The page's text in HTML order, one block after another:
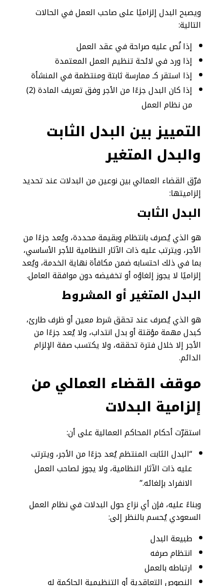
ويصبح البدل إلزاميًا على صاحب العمل في الحالات
التالية:
إذا نُص عليه صراحة في عقد العمل
إذا ورد في لائحة تنظيم العمل المعتمدة
إذا استقر كـ ممارسة ثابتة ومنتظمة في المنشأة
إذا كان البدل جزءًا من الأجر وفق تعريف المادة (2)
من نظام العمل
التمييز بين البدل الثابت
والبدل المتغير
فرّق القضاء العمالي بين نوعين من البدلات عند تحديد
إلزاميتها:
البدل الثابت
هو الذي يُصرف بانتظام وبقيمة محددة، ويُعد جزءًا من
الأجر، ويترتب عليه ذات الآثار النظامية للأجر الأساسي،
بما في ذلك احتسابه ضمن مكافأة نهاية الخدمة، ويُعد
إلزاميًا لا يجوز إلغاؤه أو تخفيضه دون موافقة العامل.
البدل المتغير أو المشروط
هو الذي يُصرف عند تحقق شرط معين أو ظرف طارئ،
كبدل مهمة مؤقتة أو بدل انتداب، ولا يُعد جزءًا من
الأجر إلا خلال فترة تحققه، ولا يكتسب صفة الإلزام
الدائم.
موقف القضاء العمالي من
إلزامية البدلات
استقرّت أحكام المحاكم العمالية على أن:
“البدل الثابت المنتظم يُعد جزءًا من الأجر، ويترتب
عليه ذات الآثار النظامية، ولا يجوز لصاحب العمل
الانفراد بإلغائه.”
وبناءً عليه، فإن أي نزاع حول البدلات في نظام العمل
السعودي يُحسم بالنظر إلى:
طبيعة البدل
انتظام صرفه
ارتباطه بالعمل
النصوص التعاقدية أو التنظيمية الحاكمة له